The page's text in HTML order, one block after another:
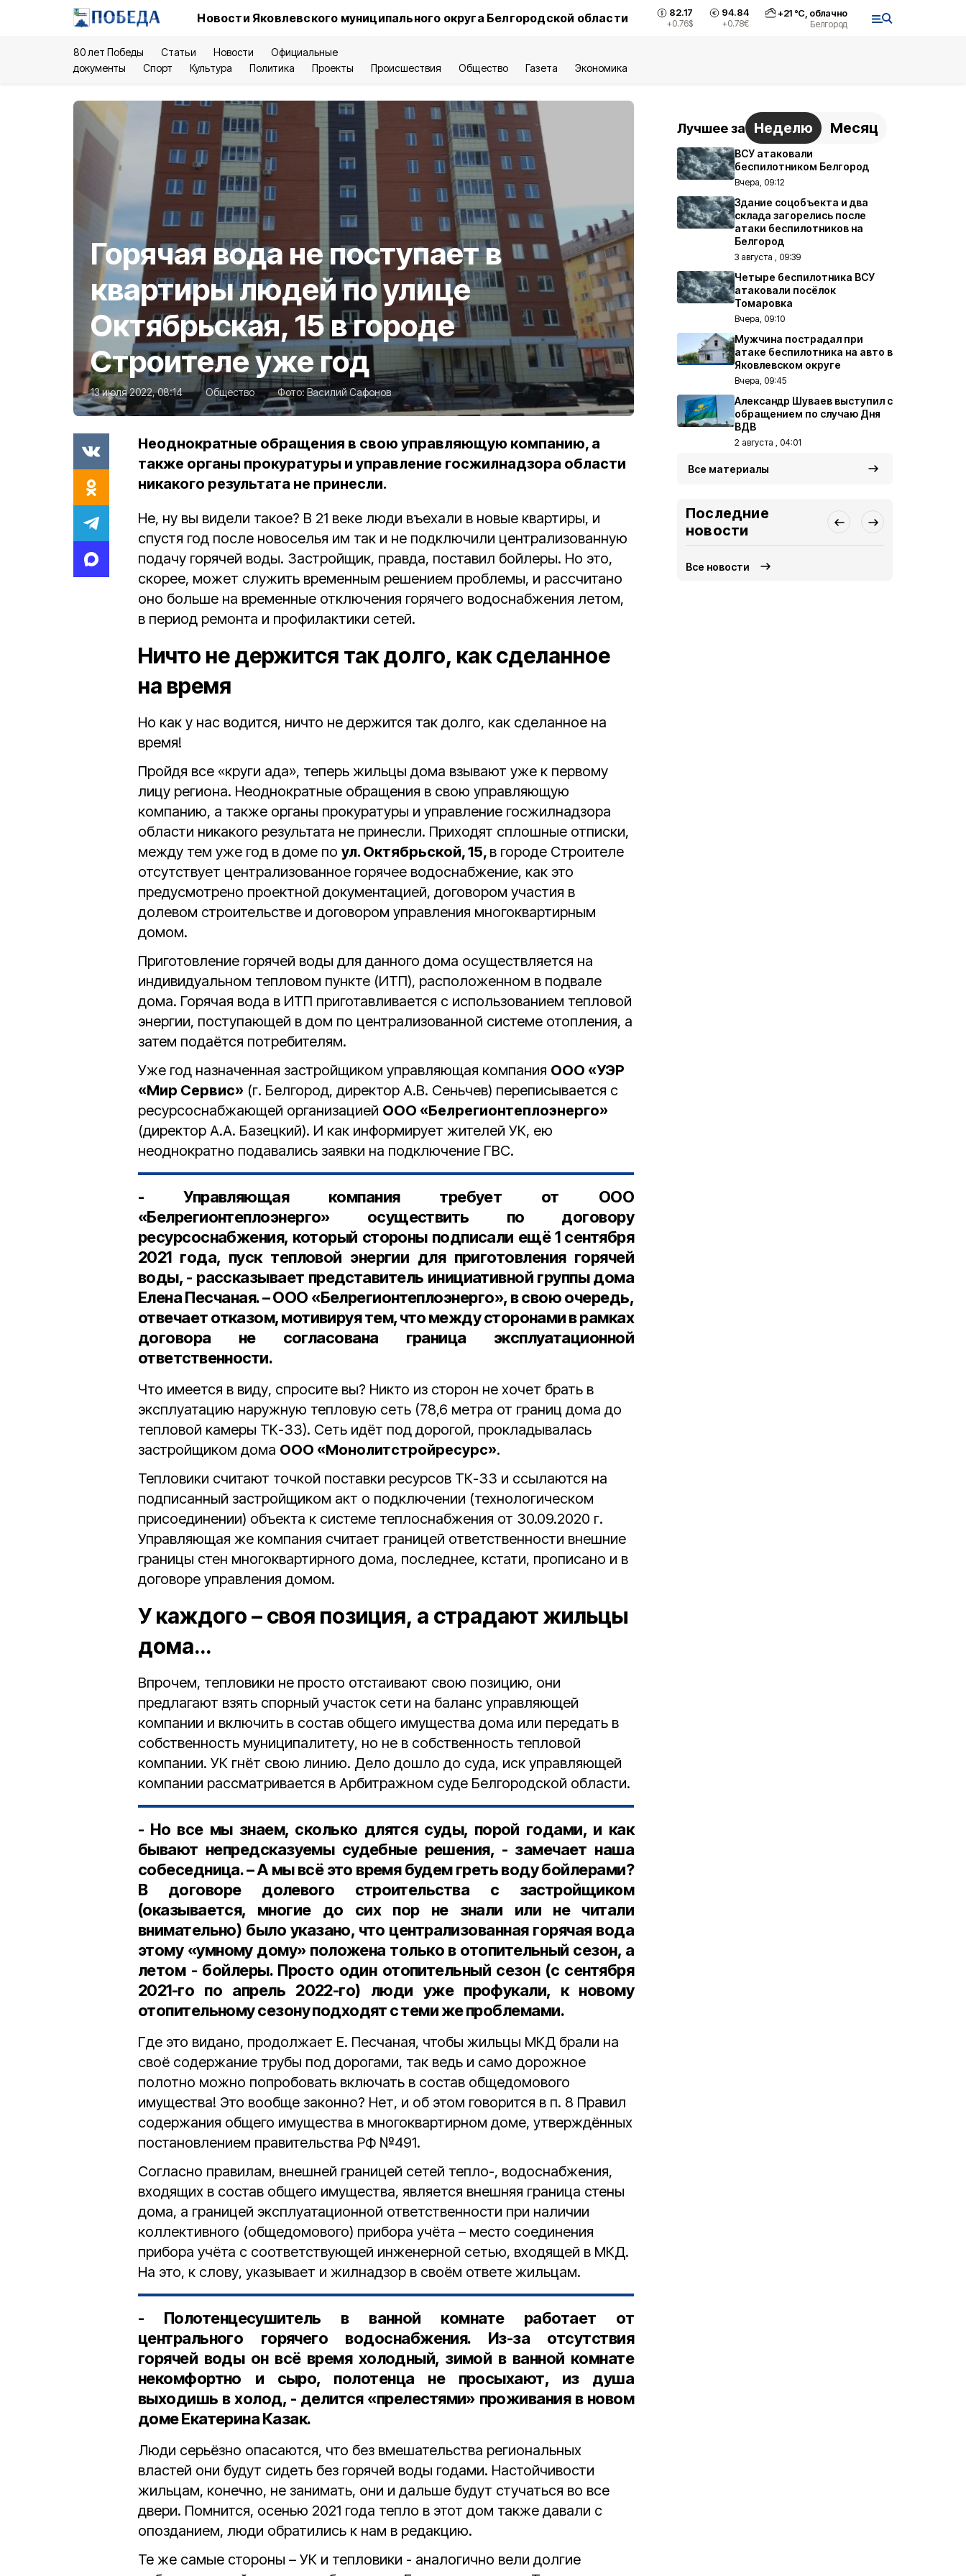
Новости Яковлевского муниципального округа Белгородской области 82.17
+0.76$
94.84
+0.78€
+21°С, облачно
Белгород
80 лет Победы Статьи Новости
Официальные
документы
Спорт Культура Политика Проекты Происшествия Общество Газета Экономика
Горячая вода не поступает в
квартиры людей по улице
Октябрьская, 15 в городе
Строителе уже год
13 июля 2022, 08:14 Общество Фото: Василий Сафонов
Неоднократные обращения в свою управляющую компанию, а
также органы прокуратуры и управление госжилнадзора области
никакого результата не принесли.
Не, ну вы видели такое? В 21 веке люди въехали в новые квартиры, и
спустя год после новоселья им так и не подключили централизованную
подачу горячей воды. Застройщик, правда, поставил бойлеры. Но это,
скорее, может служить временным решением проблемы, и рассчитано
оно больше на временные отключения горячего водоснабжения летом,
в период ремонта и профилактики сетей.
Ничто не держится так долго, как сделанное
на время
Но как у нас водится, ничто не держится так долго, как сделанное на
время!
Пройдя все «круги ада», теперь жильцы дома взывают уже к первому
лицу региона. Неоднократные обращения в свою управляющую
компанию, а также органы прокуратуры и управление госжилнадзора
области никакого результата не принесли. Приходят сплошные отписки,
между тем уже год в доме по ул. Октябрьской, 15, в городе Строителе
отсутствует централизованное горячее водоснабжение, как это
предусмотрено проектной документацией, договором участия в
долевом строительстве и договором управления многоквартирным
домом.
Приготовление горячей воды для данного дома осуществляется на
индивидуальном тепловом пункте (ИТП), расположенном в подвале
дома. Горячая вода в ИТП приготавливается с использованием тепловой
энергии, поступающей в дом по централизованной системе отопления, а
затем подаётся потребителям.
Уже год назначенная застройщиком управляющая компания ООО «УЭР
«Мир Сервис» (г. Белгород, директор А.В. Сеньчев) переписывается с
ресурсоснабжающей организацией ООО «Белрегионтеплоэнерго»
(директор А.А. Базецкий). И как информирует жителей УК, ею
неоднократно подавались заявки на подключение ГВС.
- Управляющая компания требует от ООО
«Белрегионтеплоэнерго» осуществить по договору
ресурсоснабжения, который стороны подписали ещё 1 сентября
2021 года, пуск тепловой энергии для приготовления горячей
воды, - рассказывает представитель инициативной группы дома
Елена Песчаная. – ООО «Белрегионтеплоэнерго», в свою очередь,
отвечает отказом, мотивируя тем, что между сторонами в рамках
договора не согласована граница эксплуатационной
ответственности.
Что имеется в виду, спросите вы? Никто из сторон не хочет брать в
эксплуатацию наружную тепловую сеть (78,6 метра от границ дома до
тепловой камеры ТК-33). Сеть идёт под дорогой, прокладывалась
застройщиком дома ООО «Монолитстройресурс».
Тепловики считают точкой поставки ресурсов ТК-33 и ссылаются на
подписанный застройщиком акт о подключении (технологическом
присоединении) объекта к системе теплоснабжения от 30.09.2020 г.
Управляющая же компания считает границей ответственности внешние
границы стен многоквартирного дома, последнее, кстати, прописано и в
договоре управления домом.
У каждого – своя позиция, а страдают жильцы
дома…
Впрочем, тепловики не просто отстаивают свою позицию, они
предлагают взять спорный участок сети на баланс управляющей
компании и включить в состав общего имущества дома или передать в
собственность муниципалитету, но не в собственность тепловой
компании. УК гнёт свою линию. Дело дошло до суда, иск управляющей
компании рассматривается в Арбитражном суде Белгородской области.
- Но все мы знаем, сколько длятся суды, порой годами, и как
бывают непредсказуемы судебные решения, - замечает наша
собеседница. – А мы всё это время будем греть воду бойлерами?
В договоре долевого строительства с застройщиком
(оказывается, многие до сих пор не знали или не читали
внимательно) было указано, что централизованная горячая вода
этому «умному дому» положена только в отопительный сезон, а
летом - бойлеры. Просто один отопительный сезон (с сентября
2021-го по апрель 2022-го) люди уже профукали, к новому
отопительному сезону подходят с теми же проблемами.
Где это видано, продолжает Е. Песчаная, чтобы жильцы МКД брали на
своё содержание трубы под дорогами, так ведь и само дорожное
полотно можно попробовать включать в состав общедомового
имущества! Это вообще законно? Нет, и об этом говорится в п. 8 Правил
содержания общего имущества в многоквартирном доме, утверждённых
постановлением правительства РФ №491.
Согласно правилам, внешней границей сетей тепло-, водоснабжения,
входящих в состав общего имущества, является внешняя граница стены
дома, а границей эксплуатационной ответственности при наличии
коллективного (общедомового) прибора учёта – место соединения
прибора учёта с соответствующей инженерной сетью, входящей в МКД.
На это, к слову, указывает и жилнадзор в своём ответе жильцам.
- Полотенцесушитель в ванной комнате работает от
центрального горячего водоснабжения. Из-за отсутствия
горячей воды он всё время холодный, зимой в ванной комнате
некомфортно и сыро, полотенца не просыхают, из душа
выходишь в холод, - делится «прелестями» проживания в новом
доме Екатерина Казак.
Люди серьёзно опасаются, что без вмешательства региональных
властей они будут сидеть без горячей воды годами. Настойчивости
жильцам, конечно, не занимать, они и дальше будут стучаться во все
двери. Помнится, осенью 2021 года тепло в этот дом также давали с
опозданием, люди обратились к нам в редакцию.
Те же самые стороны – УК и тепловики - аналогично вели долгие
Лучшее за Неделю Месяц
ВСУ атаковали
беспилотником Белгород
Вчера, 09:12
Здание соцобъекта и два
склада загорелись после
атаки беспилотников на
Белгород
3 августа , 09:39
Четыре беспилотника ВСУ
атаковали посёлок
Томаровка
Вчера, 09:10
Мужчина пострадал при
атаке беспилотника на авто в
Яковлевском округе
Вчера, 09:45
Александр Шуваев выступил с
обращением по случаю Дня
ВДВ
2 августа , 04:01
Все материалы
Последние
новости
Все новости